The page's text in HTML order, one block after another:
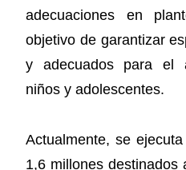
adecuaciones en
objetivo de garantizar
y adecuados para el
niños y adolescentes.
Actualmente, se
1,6 millones destinados